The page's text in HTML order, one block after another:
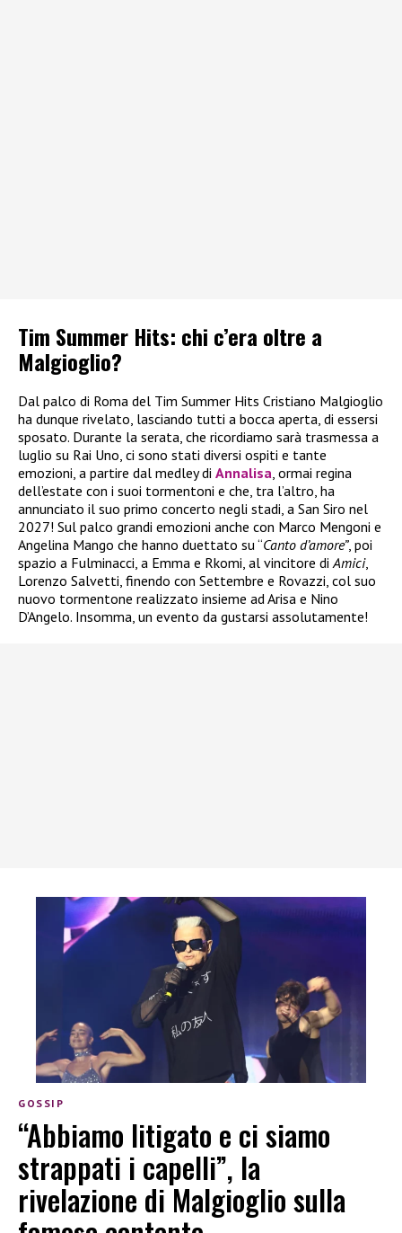
Tim Summer Hits: chi c’era oltre a
Malgioglio?
Dal palco di Roma del Tim Summer Hits Cristiano Malgioglio
ha dunque rivelato, lasciando tutti a bocca aperta, di essersi
sposato. Durante la serata, che ricordiamo sarà trasmessa a
luglio su Rai Uno, ci sono stati diversi ospiti e tante
emozioni, a partire dal medley di Annalisa , ormai regina
dell’estate con i suoi tormentoni e che, tra l’altro, ha
annunciato il suo primo concerto negli stadi, a San Siro nel
2027! Sul palco grandi emozioni anche con Marco Mengoni e
Angelina Mango che hanno duettato su “Canto d’amore”, poi
spazio a Fulminacci, a Emma e Rkomi, al vincitore di Amici,
Lorenzo Salvetti, finendo con Settembre e Rovazzi, col suo
nuovo tormentone realizzato insieme ad Arisa e Nino
D’Angelo. Insomma, un evento da gustarsi assolutamente!
GOSSIP
“Abbiamo litigato e ci siamo
strappati i capelli”, la
rivelazione di Malgioglio sulla